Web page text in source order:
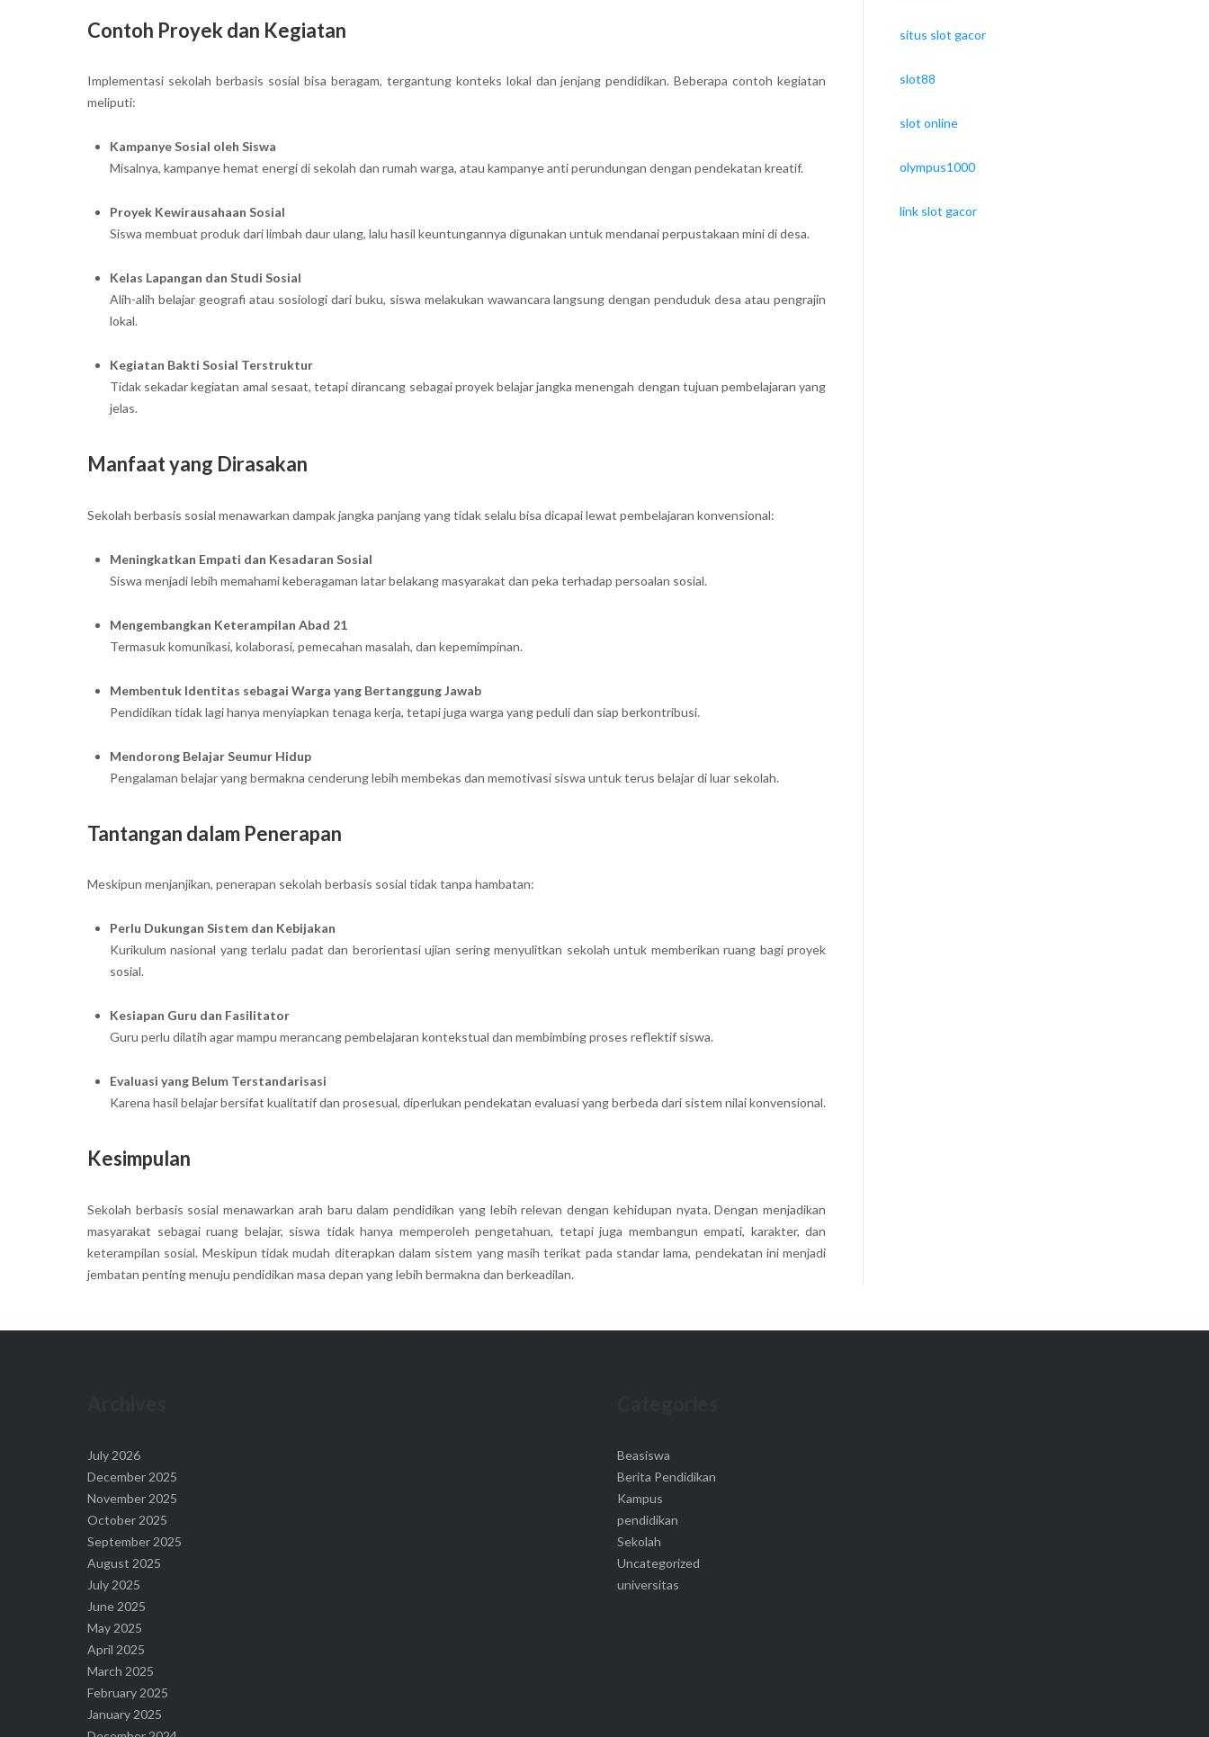
Contoh Proyek dan Kegiatan
Implementasi sekolah berbasis sosial bisa beragam, tergantung konteks lokal dan jenjang pendidikan. Beberapa contoh kegiatan
meliputi:
Kampanye Sosial oleh Siswa
Misalnya, kampanye hemat energi di sekolah dan rumah warga, atau kampanye anti perundungan dengan pendekatan kreatif.
Proyek Kewirausahaan Sosial
Siswa membuat produk dari limbah daur ulang, lalu hasil keuntungannya digunakan untuk mendanai perpustakaan mini di desa.
Kelas Lapangan dan Studi Sosial
Alih-alih belajar geografi atau sosiologi dari buku, siswa melakukan wawancara langsung dengan penduduk desa atau pengrajin
lokal.
Kegiatan Bakti Sosial Terstruktur
Tidak sekadar kegiatan amal sesaat, tetapi dirancang sebagai proyek belajar jangka menengah dengan tujuan pembelajaran yang
jelas.
Manfaat yang Dirasakan
Sekolah berbasis sosial menawarkan dampak jangka panjang yang tidak selalu bisa dicapai lewat pembelajaran konvensional:
Meningkatkan Empati dan Kesadaran Sosial
Siswa menjadi lebih memahami keberagaman latar belakang masyarakat dan peka terhadap persoalan sosial.
Mengembangkan Keterampilan Abad 21
Termasuk komunikasi, kolaborasi, pemecahan masalah, dan kepemimpinan.
Membentuk Identitas sebagai Warga yang Bertanggung Jawab
Pendidikan tidak lagi hanya menyiapkan tenaga kerja, tetapi juga warga yang peduli dan siap berkontribusi.
Mendorong Belajar Seumur Hidup
Pengalaman belajar yang bermakna cenderung lebih membekas dan memotivasi siswa untuk terus belajar di luar sekolah.
Tantangan dalam Penerapan
Meskipun menjanjikan, penerapan sekolah berbasis sosial tidak tanpa hambatan:
Perlu Dukungan Sistem dan Kebijakan
Kurikulum nasional yang terlalu padat dan berorientasi ujian sering menyulitkan sekolah untuk memberikan ruang bagi proyek
sosial.
Kesiapan Guru dan Fasilitator
Guru perlu dilatih agar mampu merancang pembelajaran kontekstual dan membimbing proses reflektif siswa.
Evaluasi yang Belum Terstandarisasi
Karena hasil belajar bersifat kualitatif dan prosesual, diperlukan pendekatan evaluasi yang berbeda dari sistem nilai konvensional.
Kesimpulan
Sekolah berbasis sosial menawarkan arah baru dalam pendidikan yang lebih relevan dengan kehidupan nyata. Dengan menjadikan
masyarakat sebagai ruang belajar, siswa tidak hanya memperoleh pengetahuan, tetapi juga membangun empati, karakter, dan
keterampilan sosial. Meskipun tidak mudah diterapkan dalam sistem yang masih terikat pada standar lama, pendekatan ini menjadi
jembatan penting menuju pendidikan masa depan yang lebih bermakna dan berkeadilan.
situs slot gacor
slot88
slot online
olympus1000
link slot gacor
July 2026
December 2025
November 2025
October 2025
September 2025
August 2025
July 2025
June 2025
May 2025
April 2025
March 2025
February 2025
January 2025
Beasiswa
Berita Pendidikan
Kampus
pendidikan
Sekolah
Uncategorized
universitas